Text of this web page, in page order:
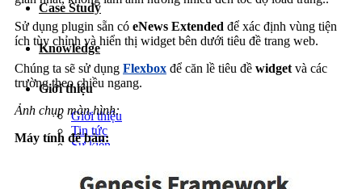
Dịch vụ chăm sóc website
Case Study
Knowledge
Giới thiệu
Giới thiệu
Tin tức
Sự kiện
Sử dụng plugin sẵn có eNews Extended để xác định vùng tiện
ích tùy chỉnh và hiển thị widget bên dưới tiêu đề trang web.
Chúng ta sẽ sử dụng Flexbox để căn lề tiêu đề widget và các
trường theo chiều ngang.
Ảnh chụp màn hình:
Máy tính để bàn: